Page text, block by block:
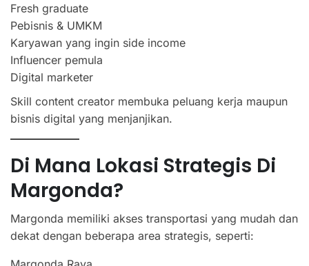
Fresh graduate
Pebisnis & UMKM
Karyawan yang ingin side income
Influencer pemula
Digital marketer
Skill content creator membuka peluang kerja maupun
bisnis digital yang menjanjikan.
Di Mana Lokasi Strategis Di
Margonda?
Margonda memiliki akses transportasi yang mudah dan
dekat dengan beberapa area strategis, seperti: